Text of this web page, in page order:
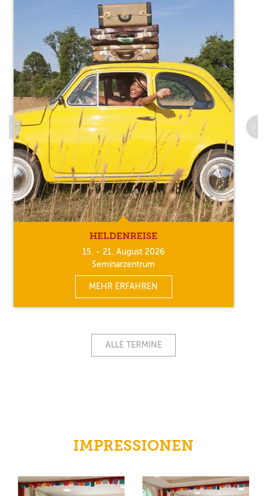
HELDENREISE
15. - 21. August 2026
Seminarzentrum
MEHR ERFAHREN
ALLE TERMINE
IMPRESSIONEN